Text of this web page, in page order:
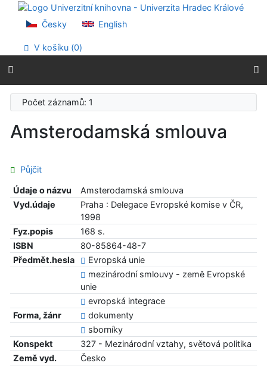
Přejít na obsah
Přejít na menu
Prohlášení o webové přístupnosti
Česky English
V košíku (0)
Počet záznamů: 1
Amsterodamská smlouva
Půjčit
Údaje o názvu
Amsterodamská smlouva
Vyd.údaje
Praha : Delegace Evropské komise v ČR,
1998
Fyz.popis
168 s.
ISBN
80-85864-48-7
Předmět.hesla
Evropská unie
mezinárodní smlouvy - země Evropské
unie
evropská integrace
Forma, žánr
dokumenty
sborníky
Konspekt
327 - Mezinárodní vztahy, světová politika
Země vyd.
Česko